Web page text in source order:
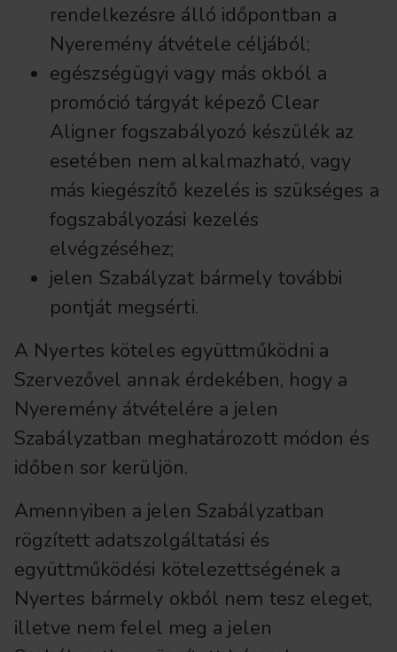
rendelkezésre álló időpontban a
Nyeremény átvétele céljából;
egészségügyi vagy más okból a
promóció tárgyát képező Clear
Aligner fogszabályozó készülék az
esetében nem alkalmazható, vagy
más kiegészítő kezelés is szükséges a
fogszabályozási kezelés
elvégzéséhez;
jelen Szabályzat bármely további
pontját megsérti.
A Nyertes köteles együttműködni a
Szervezővel annak érdekében, hogy a
Nyeremény átvételére a jelen
Szabályzatban meghatározott módon és
időben sor kerüljön.
Amennyiben a jelen Szabályzatban
rögzített adatszolgáltatási és
együttműködési kötelezettségének a
Nyertes bármely okból nem tesz eleget,
illetve nem felel meg a jelen